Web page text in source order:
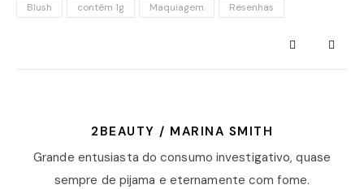
Blush contém 1g Maquiagem Resenhas
2BEAUTY / MARINA SMITH
Grande entusiasta do consumo investigativo, quase
sempre de pijama e eternamente com fome.